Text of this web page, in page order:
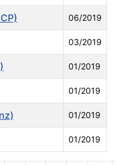
06/2019
03/2019
01/2019
01/2019
01/2019
01/2019